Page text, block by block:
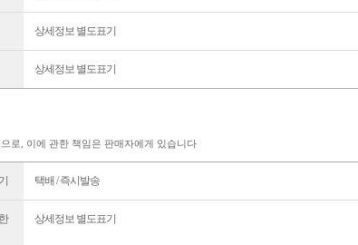
상세정보 별도표기
상세정보 별도표기
로, 이에 관한 책임은 판매자에게 있습니다
택배 / 즉시발송
상세정보 별도표기